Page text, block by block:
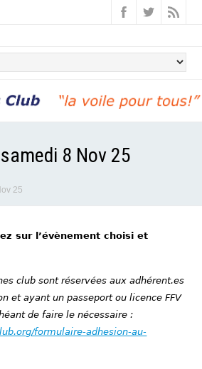
8 Nov 25
25
sur l’évènement choisi et
club sont réservées aux adhérent.es
et ayant un passeport ou licence FFV
de faire le nécessaire :
formulaire-adhesion-au-